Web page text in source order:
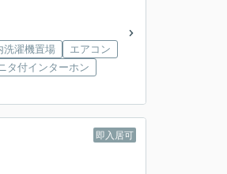
洗濯機置場
エアコン
タ付インターホン
即入居可